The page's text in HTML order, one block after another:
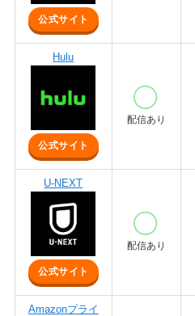
公式サイト
Hulu
公式サイト
配信あり
U-NEXT
公式サイト
配信あり
Amazonプライ